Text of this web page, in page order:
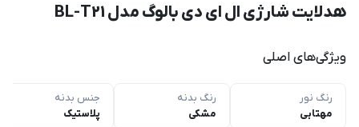
هدلایت شارژی ال ای دی بالوگ مدل BL-T21
ویژگی‌های اصلی
رنگ نور
مهتابی
رنگ بدنه
مشکی
جنس بدنه
پلاستیک